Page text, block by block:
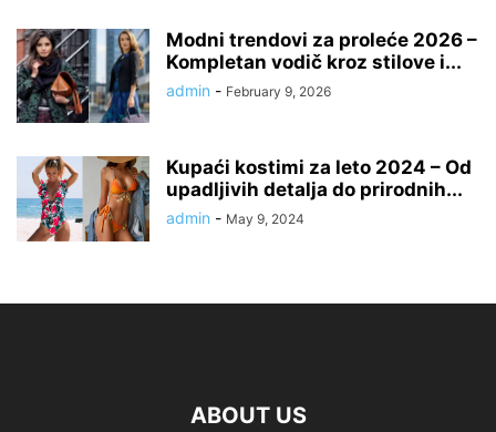
Modni trendovi za proleće 2026 –
Kompletan vodič kroz stilove i...
admin - February 9, 2026
Kupaći kostimi za leto 2024 – Od
upadljivih detalja do prirodnih...
admin - May 9, 2024
ABOUT US